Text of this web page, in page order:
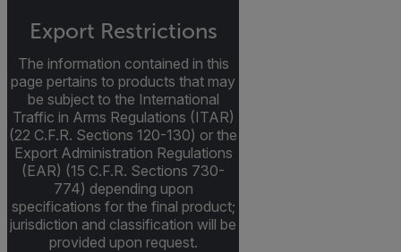
Export Restrictions
The information contained in this
page pertains to products that may
be subject to the International
Traffic in Arms Regulations (ITAR)
(22 C.F.R. Sections 120-130) or the
Export Administration Regulations
(EAR) (15 C.F.R. Sections 730-
774) depending upon
specifications for the final product;
jurisdiction and classification will be
provided upon request.